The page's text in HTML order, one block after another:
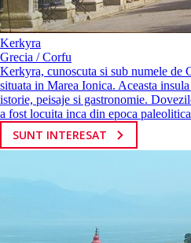
Kerkyra
Grecia / Corfu
Kerkyra, cunoscuta si sub numele de
situata in Marea Ionica. Aceasta
istorie, peisaje si gastronomie.
a fost locuita inca din epoca
SUNT INTERESAT